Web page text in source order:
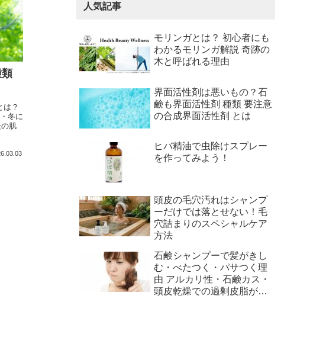
は？
冬に
肌
人気記事
モリンガとは？ 初心者にも
わかるモリンガ解説 奇跡の
木と呼ばれる理由
界面活性剤は悪いもの？石
鹸も界面活性剤 種類 要注意
の合成界面活性剤 とは
ヒバ精油で虫除けスプレー
を作ってみよう！
頭皮の毛穴汚れはシャンプ
ーだけでは落とせない！毛
穴詰まりのスペシャルケア
方法
石鹸シャンプーで髪がきし
む・べたつく・パサつく理
由 アルカリ性・石鹸カス・
頭皮乾燥での過剰皮脂が原